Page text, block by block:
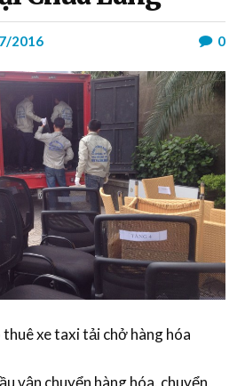
2016 0
xe taxi tải chở hàng hóa
vận chuyển hàng hóa, chuyển